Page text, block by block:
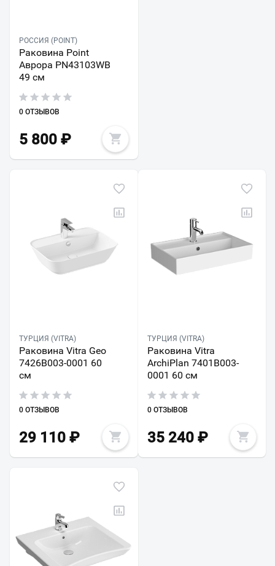
РОССИЯ (POINT)
Раковина Point
Аврора PN43103WB
49 см
0 ОТЗЫВОВ
5 800 ₽
ТУРЦИЯ (VITRA)
Раковина Vitra Geo
7426B003-0001 60
см
0 ОТЗЫВОВ
29 110 ₽
ТУРЦИЯ (VITRA)
Раковина Vitra
ArchiPlan 7401B003-
0001 60 см
0 ОТЗЫВОВ
35 240₽